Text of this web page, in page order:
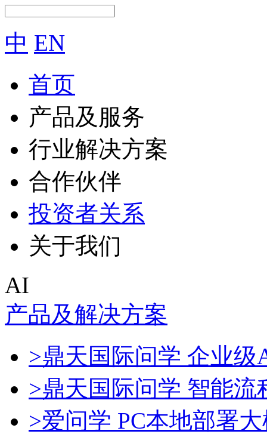
中 EN
首页
产品及服务
行业解决方案
合作伙伴
投资者关系
关于我们
AI
产品及解决方案
>鼎天国际问学 企业级
>鼎天国际问学 智能流
>爱问学 PC本地部署